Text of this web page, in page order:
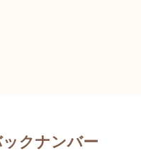
クナンバー